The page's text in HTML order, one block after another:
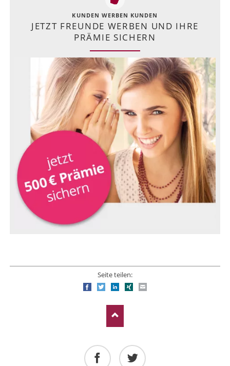
KUNDEN WERBEN KUNDEN
JETZT FREUNDE WERBEN UND IHRE
PRÄMIE SICHERN
Seite teilen:
FacebookTwitterLinkedIn
Xing